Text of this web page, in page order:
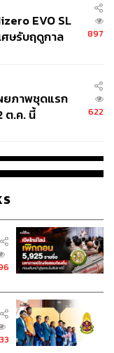
ปิดทุกวัน เวลา
คาเฟ่
EVO SL
ศษรับฤดูกาล
897
ยภาพชุดแรก
ต.ค. นี้
622